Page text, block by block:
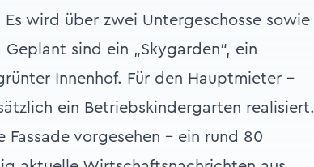
wird über zwei Untergeschosse sowie
sind ein „Skygarden“, ein
Innenhof. Für den Hauptmieter –
ein Betriebskindergarten realisiert.
vorgesehen – ein rund 80